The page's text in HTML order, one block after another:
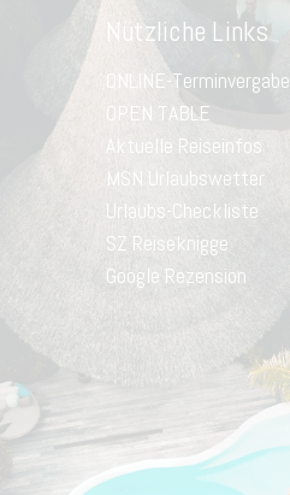
Nützliche Links
ONLINE-Terminvergabe
OPEN TABLE
Aktuelle Reiseinfos
MSN Urlaubswetter
Urlaubs-Checkliste
SZ Reiseknigge
Google Rezension